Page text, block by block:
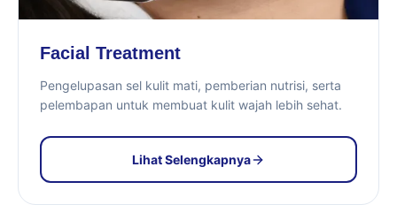
Facial Treatment
Pengelupasan sel kulit mati, pemberian nutrisi, serta
pelembapan untuk membuat kulit wajah lebih sehat.
Lihat Selengkapnya